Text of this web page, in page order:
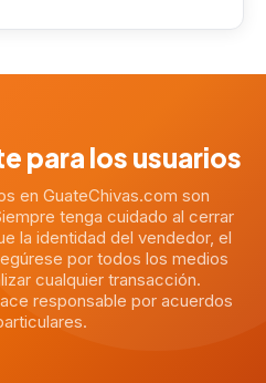
para los usuarios
en GuateChivas.com son
tenga cuidado al cerrar
la identidad del vendedor, el
por todos los medios
cualquier transacción.
responsable por acuerdos